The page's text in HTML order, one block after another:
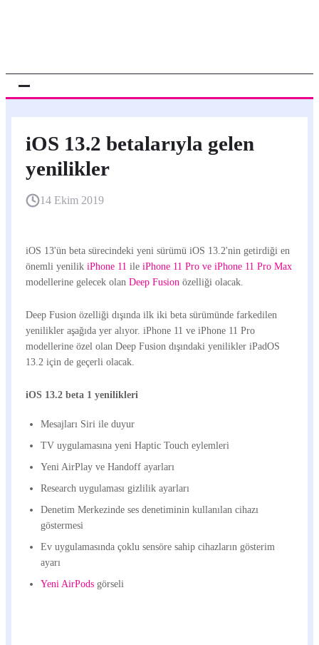
iOS 13.2 betalarıyla gelen
yenilikler
14 Ekim 2019
iOS 13'ün beta sürecindeki yeni sürümü iOS 13.2'nin getirdiği en
önemli yenilik iPhone 11 ile iPhone 11 Pro ve iPhone 11 Pro Max
modellerine gelecek olan Deep Fusion özelliği olacak.
Deep Fusion özelliği dışında ilk iki beta sürümünde farkedilen
yenilikler aşağıda yer alıyor. iPhone 11 ve iPhone 11 Pro
modellerine özel olan Deep Fusion dışındaki yenilikler iPadOS
13.2 için de geçerli olacak.
iOS 13.2 beta 1 yenilikleri
Mesajları Siri ile duyur
TV uygulamasına yeni Haptic Touch eylemleri
Yeni AirPlay ve Handoff ayarları
Research uygulaması gizlilik ayarları
Denetim Merkezinde ses denetiminin kullanılan cihazı
göstermesi
Ev uygulamasında çoklu sensöre sahip cihazların gösterim
ayarı
Yeni AirPods görseli